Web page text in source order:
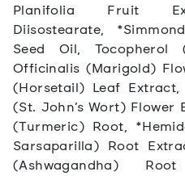
Planifolia Fruit
Diisostearate,
Seed Oil, Tocopherol
Officinalis (Marigold)
(Horsetail) Leaf
(St. John’s Wort) Flower
(Turmeric) Root,
Sarsaparilla) Root
(Ashwagandha)